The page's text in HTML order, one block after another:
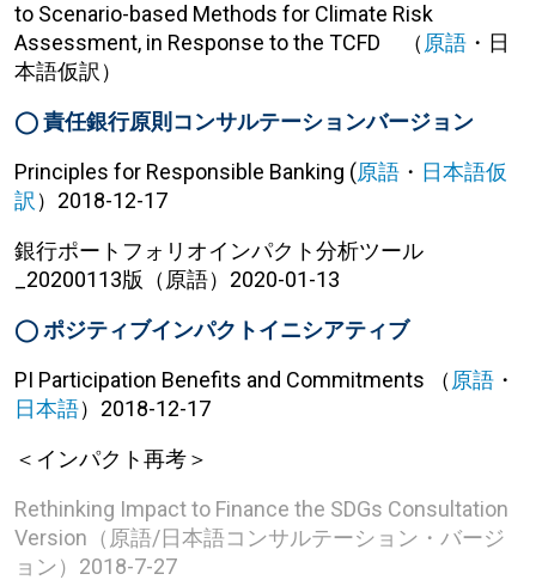
to Scenario-based Methods for Climate Risk
Assessment, in Response to the TCFD （ 原語 ・日
本語仮訳）
◯責任銀行原則コンサルテーションバージョン
Principles for Responsible Banking (原語 ・ 日本語仮
訳 ）2018-12-17
銀行ポートフォリオインパクト分析ツール
_20200113版（原語）2020-01-13
◯ ポジティブインパクトイニシアティブ
PI Participation Benefits and Commitments （ 原語 ・
日本語）2018-12-17
＜インパクト再考＞
Rethinking Impact to Finance the SDGs Consultation
Version（ 原語/日本語コンサルテーション・バージ
ョン）2018-7-27